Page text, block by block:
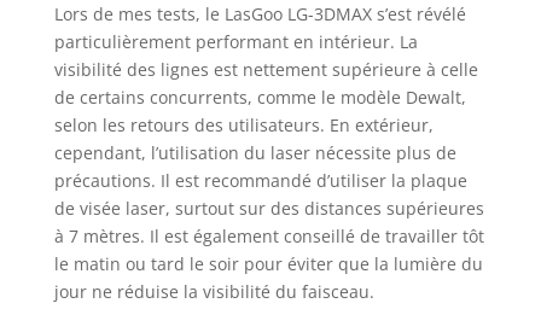
fin inclus convient à
divers environnements
de travail complexes.
Sa conception stable
réduit les
déplacements et les
secousses pendant
l'utilisation, ce qui
permet d'effectuer des
réglages fins du laser
pour une plus grande
précision Contenu de
Lors de mes tests, le LasGoo LG-3DMAX s’est révélé
particulièrement performant en intérieur. La
visibilité des lignes est nettement supérieure à celle
de certains concurrents, comme le modèle Dewalt,
selon les retours des utilisateurs. En extérieur,
cependant, l’utilisation du laser nécessite plus de
précautions. Il est recommandé d’utiliser la plaque
de visée laser, surtout sur des distances supérieures
à 7 mètres. Il est également conseillé de travailler tôt
le matin ou tard le soir pour éviter que la lumière du
jour ne réduise la visibilité du faisceau.